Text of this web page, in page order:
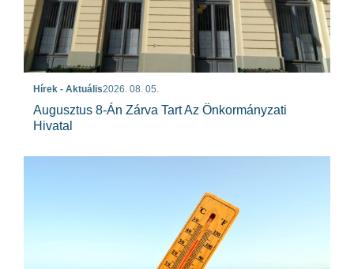
Hírek - Aktuális2026. 08. 05.
Augusztus 8-Án Zárva Tart Az Önkormányzati
Hivatal